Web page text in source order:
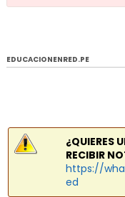
EDUCACIONENRED.PE
¿QUIERES
RECIBIR
https://
ed